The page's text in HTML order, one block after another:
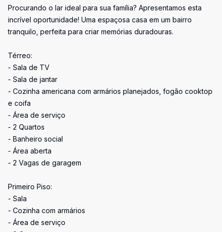
Procurando o lar ideal para sua família? Apresentamos esta
incrível oportunidade! Uma espaçosa casa em um bairro
tranquilo, perfeita para criar memórias duradouras.
Térreo:
- Sala de TV
- Sala de jantar
- Cozinha americana com armários planejados, fogão cooktop
e coifa
- Área de serviço
- 2 Quartos
- Banheiro social
- Área aberta
- 2 Vagas de garagem
Primeiro Piso:
- Sala
- Cozinha com armários
- Área de serviço